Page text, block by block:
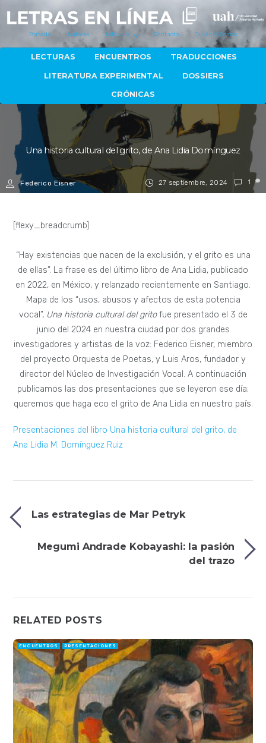
Portada Autores Artículos Contacto Quiénes Somos
LECTURAS ENCUENTROS TRADUCCIONES
LITERATURA EXPERIMENTAL DOSSIERS
CRÓNICAS
27 septiembre, 2024
Una historia cultural del grito, de Ana Lidia Domínguez
Federico Eisner 1
[flexy_breadcrumb]
“Hay existencias que nacen de la exclusión, y el grito es una
de ellas”. La frase es del último libro de Ana Lidia, publicado
en 2022, en México, y relanzado recientemente en Santiago.
Mapa de los “usos, abusos y afectos de esta potencia
vocal”, Una historia cultural del gritofue presentado el 3 de
junio del 2024 en nuestra ciudad por dos grandes
investigadores y artistas de la voz: Federico Eisner, miembro
del proyecto Orquesta de Poetas, y Luis Aros, fundador y
director del Núcleo de Investigación Vocal. A continuación
publicamos las dos presentaciones que se leyeron ese día;
queremos que haga eco el grito de Ana Lidia en nuestro país.
Presentaciones del libro Una historia cultural del grito, de
Ana Lidia M. Domínguez Ruiz
Las estrategias de Mar Petryk
Megumi Andrade Kobayashi: la pasión
del trazo
RELATED POSTS
ENCUENTROS PRESENTACIONES